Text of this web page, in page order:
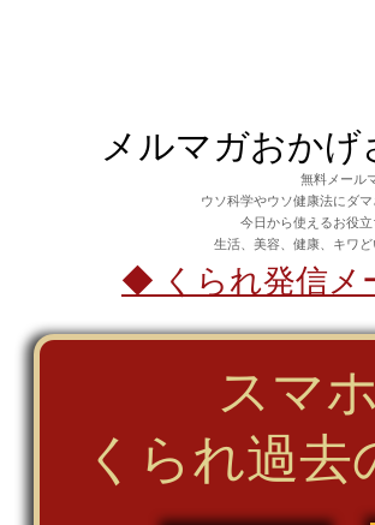
メルマガおかげ
無料メール
ウソ科学やウソ健康法にダ
今日から使えるお役
生活、美容、健康、キワ
◆ くられ発信メ
スマ
くられ過